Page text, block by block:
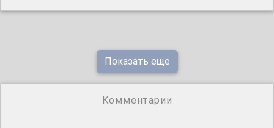
Показать еще
Комментарии